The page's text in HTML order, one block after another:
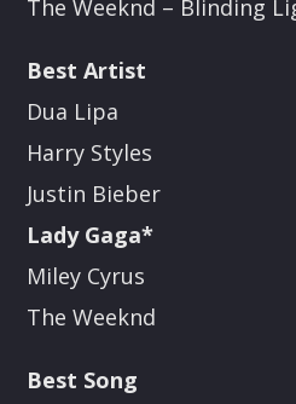
The Weeknd – Blinding
Best Artist
Dua Lipa
Harry Styles
Justin Bieber
Lady Gaga*
Miley Cyrus
The Weeknd
Best Song